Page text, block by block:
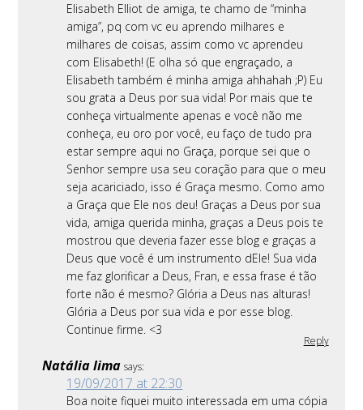
Elisabeth Elliot de amiga, te chamo de “minha
amiga”, pq com vc eu aprendo milhares e
milhares de coisas, assim como vc aprendeu
com Elisabeth! (E olha só que engraçado, a
Elisabeth também é minha amiga ahhahah ;P) Eu
sou grata a Deus por sua vida! Por mais que te
conheça virtualmente apenas e você não me
conheça, eu oro por você, eu faço de tudo pra
estar sempre aqui no Graça, porque sei que o
Senhor sempre usa seu coração para que o meu
seja acariciado, isso é Graça mesmo. Como amo
a Graça que Ele nos deu! Graças a Deus por sua
vida, amiga querida minha, graças a Deus pois te
mostrou que deveria fazer esse blog e graças a
Deus que você é um instrumento dEle! Sua vida
me faz glorificar a Deus, Fran, e essa frase é tão
forte não é mesmo? Glória a Deus nas alturas!
Glória a Deus por sua vida e por esse blog.
Continue firme. <3
Reply
Natália lima says:
19/09/2017 at 22:30
Boa noite fiquei muito interessada em uma cópia